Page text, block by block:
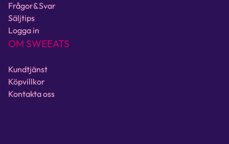
Frågor&Svar
Säljtips
Logga in
OM SWEEATS
Kundtjänst
Köpvillkor
Kontakta oss